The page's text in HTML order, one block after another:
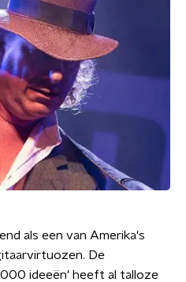
als een van Amerika's
De
ideeën' heeft al talloze